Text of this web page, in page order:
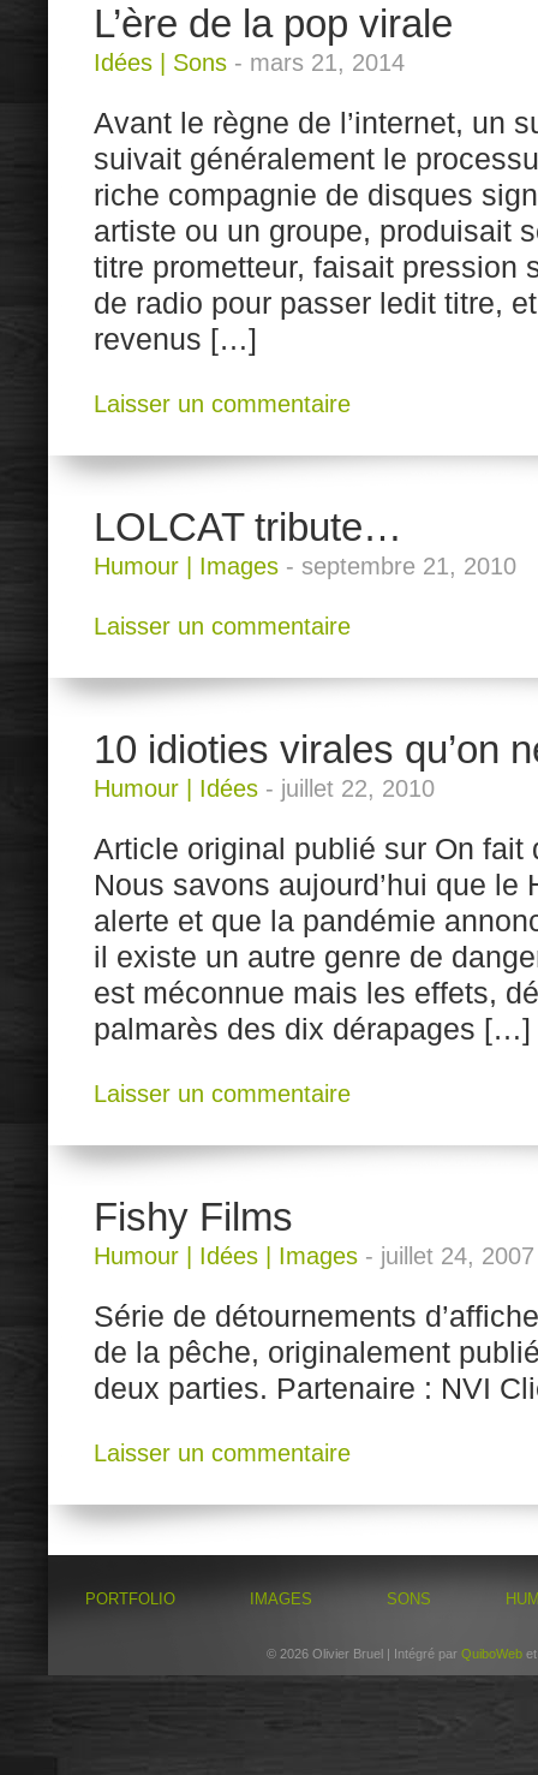
L’ère de la pop virale
Idées Sons - mars 21, 2014
Avant le règne de l’internet, un
suivait généralement le
riche compagnie de disques
artiste ou un groupe, produisait
titre prometteur, faisait pression
de radio pour passer ledit titre,
revenus […]
Laisser un commentaire
LOLCAT tribute…
Humour Images - septembre 21, 2010
Laisser un commentaire
10 idioties virales qu’on
Humour Idées - juillet 22, 2010
Article original publié sur On fait
Nous savons aujourd’hui que le
alerte et que la pandémie
il existe un autre genre de
est méconnue mais les effets,
palmarès des dix dérapages […]
Laisser un commentaire
Fishy Films
Humour Idées Images - juillet 24, 2007
Série de détournements
de la pêche, originalement
deux parties. Partenaire : NVI
Laisser un commentaire
PORTFOLIO IMAGES SONS
© 2026 Olivier Bruel | Intégré par QuiboWeb